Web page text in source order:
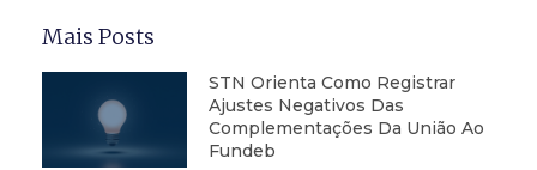
Mais Posts
STN Orienta Como Registrar
Ajustes Negativos Das
Complementações Da União Ao
Fundeb